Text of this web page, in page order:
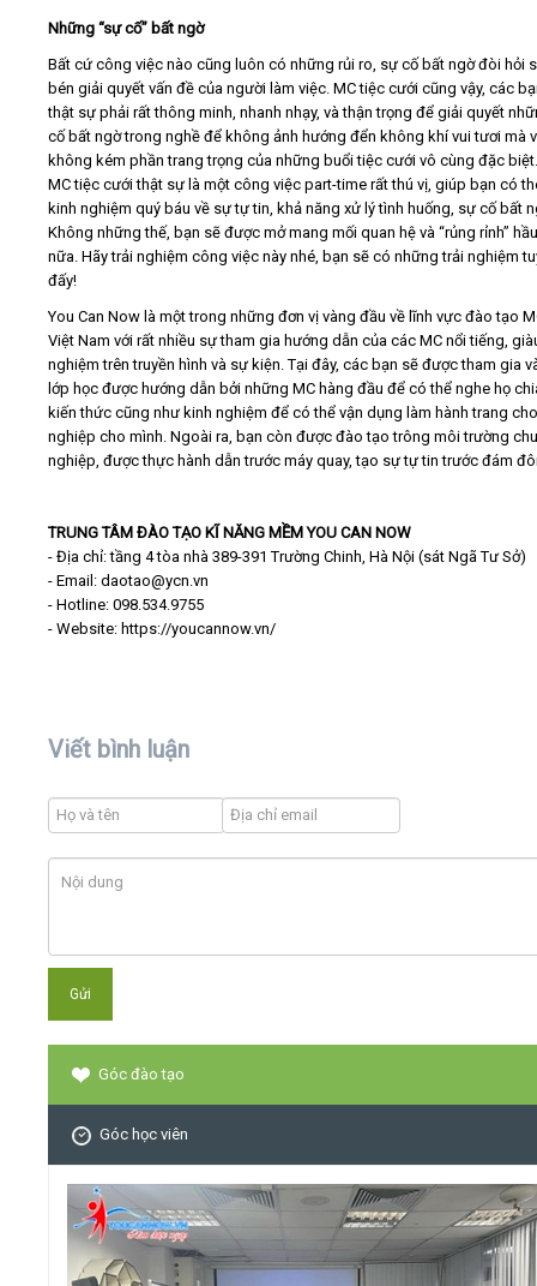
Những “sự cố” bất ngờ
Bất cứ công việc nào cũng luôn có những rủi ro, sự cố bất ngờ đòi hỏi
bén giải quyết vấn đề của người làm việc. MC tiệc cưới cũng vậy, các
thật sự phải rất thông minh, nhanh nhạy, và thận trọng để giải quyết
cố bất ngờ trong nghề để không ảnh hướng đển không khí vui tươi mà
không kém phần trang trọng của những buổi tiệc cưới vô cùng đặc biệt.
MC tiệc cưới thật sự là một công việc part-time rất thú vị, giúp bạn có
kinh nghiệm quý báu về sự tự tin, khả năng xử lý tình huống, sự cố bất
Không những thế, bạn sẽ được mở mang mối quan hệ và “rủng rỉnh”
nữa. Hãy trải nghiệm công việc này nhé, bạn sẽ có những trải nghiệm
đấy!
You Can Now là một trong những đơn vị vàng đầu về lĩnh vực đào tạo
Việt Nam với rất nhiều sự tham gia hướng dẫn của các MC nổi tiếng,
nghiệm trên truyền hình và sự kiện. Tại đây, các bạn sẽ được tham gia
lớp học được hướng dẫn bởi những MC hàng đầu để có thể nghe họ
kiến thức cũng như kinh nghiệm để có thể vận dụng làm hành trang
nghiệp cho mình. Ngoài ra, bạn còn được đào tạo trông môi trường
nghiệp, được thực hành dẫn trước máy quay, tạo sự tự tin trước đám
TRUNG TÂM ĐÀO TẠO KĨ NĂNG MỀM YOU CAN NOW
- Địa chỉ: tầng 4 tòa nhà 389-391 Trường Chinh, Hà Nội (sát Ngã Tư Sở)
- Email: daotao@ycn.vn
- Hotline: 098.534.9755
- Website: https://youcannow.vn/
Viết bình luận
Góc đào tạo
Góc học viên